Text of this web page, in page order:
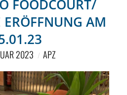
FOODCOURT/
ERÖFFNUNG AM
2023 APZ